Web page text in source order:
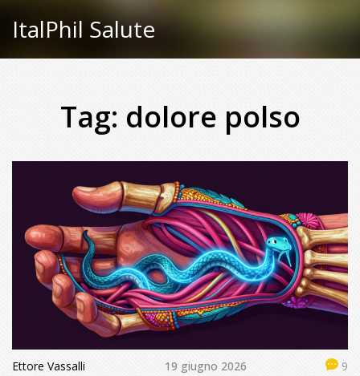
ItalPhil Salute
Tag: dolore polso
Ettore Vassalli 19 giugno 2026 9